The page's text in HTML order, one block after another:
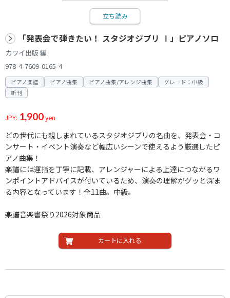
立ち読み
「発表会で弾きたい！ スタジオジブリ Ⅰ」ピアノソロ
カワイ出版 編
978-4-7609-0165-4
ピアノ楽譜 ピアノ曲集 ピアノ曲集/アレンジ曲集
グレード：中級
新刊
JPY: 1,900yen
どの世代にも親しまれているスタジオジブリの名曲を、発表会・コ
ンサート・イベント演奏など幅広いシーンで使えるよう厳選したピ
アノ曲集！
楽譜には運指を丁寧に記載、アレンジャーによる上達につながるワ
ンポイントアドバイスが付いているため、演奏の理解がグッと深ま
る内容となっています！全11曲。中級。
楽譜音楽書祭り2026対象商品
カートに入れる